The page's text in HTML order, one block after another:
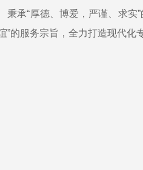
“厚德、博爱，严谨、求实”
”的服务宗旨，全力打造现代化